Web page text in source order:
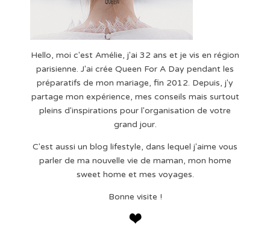
Hello, moi c'est Amélie, j'ai 32 ans et je vis en région
parisienne. J'ai crée Queen For A Day pendant les
préparatifs de mon mariage, fin 2012. Depuis, j'y
partage mon expérience, mes conseils mais surtout
pleins d'inspirations pour l'organisation de votre
grand jour.
C'est aussi un blog lifestyle, dans lequel j'aime vous
parler de ma nouvelle vie de maman, mon home
sweet home et mes voyages.
Bonne visite !